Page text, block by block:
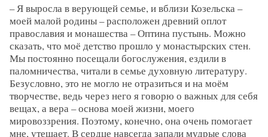
– Я выросла в верующей семье, и вблизи Козельска –
моей малой родины – расположен древний оплот
православия и монашества – Оптина пустынь. Можно
сказать, что моё детство прошло у монастырских стен.
Мы постоянно посещали богослужения, ездили в
паломничества, читали в семье духовную литературу.
Безусловно, это не могло не отразиться и на моём
творчестве, ведь через него я говорю о важных для себя
вещах, а вера – основа моей жизни, моего
мировоззрения. Поэтому, конечно, она очень помогает
мне, утешает. В сердце навсегда запали мудрые слова